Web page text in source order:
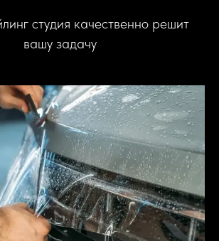
студия качественно решит
вашу задачу